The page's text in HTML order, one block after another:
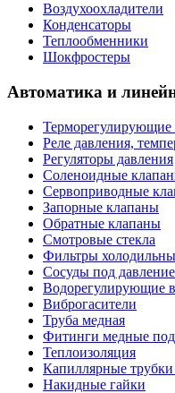
Воздухоохладители
Конденсаторы
Теплообменники
Шокфростеры
Автоматика и
Терморегулирующие
Реле давления,
Регуляторы давления
Соленоидные
Сервоприводные
Запорные клапаны
Обратные клапаны
Смотровые стекла
Фильтры
Сосуды под
Водорегулирующие
Виброгасители
Труба медная
Фитинги медные
Теплоизоляция
Капиллярные
Накидные гайки